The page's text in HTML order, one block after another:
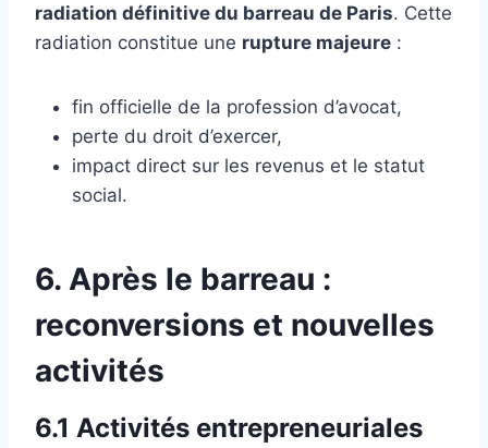
radiation définitive du barreau de Paris. Cette
radiation constitue une rupture majeure :
fin officielle de la profession d’avocat,
perte du droit d’exercer,
impact direct sur les revenus et le statut
social.
6. Après le barreau :
reconversions et nouvelles
activités
6.1 Activités entrepreneuriales